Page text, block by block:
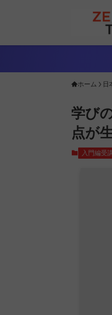
ホーム 日
学び
点が
入門編受